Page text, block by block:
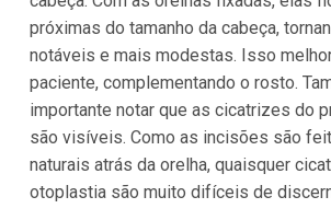
próximas do tamanho da cabeça,
notáveis e mais modestas. Isso
paciente, complementando o rosto.
importante notar que as cicatrizes do
são visíveis. Como as incisões são
naturais atrás da orelha, quaisquer
otoplastia são muito difíceis de